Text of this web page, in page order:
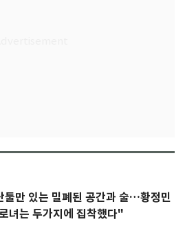
둘만 있는 밀폐된 공간과 술…황정민
녀는 두가지에 집착했다"